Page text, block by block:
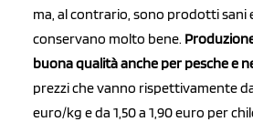
ma, al contrario, sono prodotti sani
conservano molto bene.
buona qualità anche per pesche e
prezzi che vanno rispettivamente da
euro/kg e da 1,50 a 1,90 euro per